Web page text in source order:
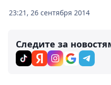
23:21, 26 сентября 2014
Следите за